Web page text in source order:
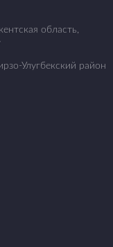
область,
Улугбекский район